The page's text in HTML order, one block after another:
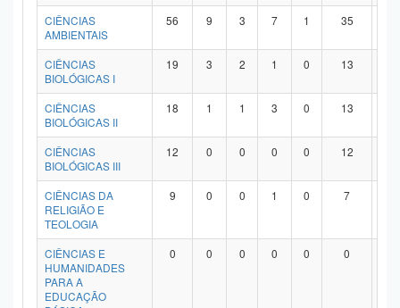
CIÊNCIAS
AMBIENTAIS
56 9 3 7 1 35
CIÊNCIAS
BIOLÓGICAS I
19 3 2 1 0 13
CIÊNCIAS
BIOLÓGICAS II
18 1 1 3 0 13
CIÊNCIAS
BIOLÓGICAS III
12 0 0 0 0 12
CIÊNCIAS DA
RELIGIÃO E
TEOLOGIA
9 0 0 1 0 7
CIÊNCIAS E
HUMANIDADES
PARA A
EDUCAÇÃO
0 0 0 0 0 0